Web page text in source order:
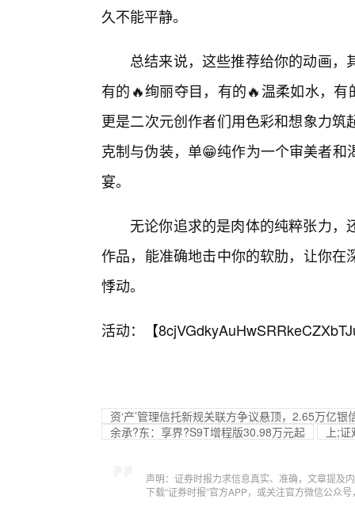
久不能平静。
总结来说，这些推荐给你的动画
有的🔥绚丽夺目，有的🔥温柔如水，
更是二次元创作者们用色彩和想象力
克制与伪装，单😁纯作为一个审美者
宴。
无论你追求的是肉体的纯粹张力
作品，能准确地击中你的软肋，让你
悸动。
活动：【
资‘产’管理信托新规关联方争议悬顶，2.65万亿银
余承?东：享界?S9T增程版30.98万元起
上;
声明：证券时报力求信息真实、准确，文章提及
下载“证券时报”官方APP，或关注官方微信公众